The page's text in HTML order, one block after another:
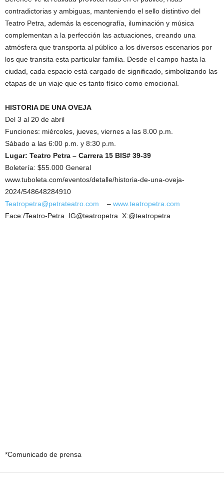
contradictorias y ambiguas, manteniendo el sello distintivo del
Teatro Petra, además la escenografía, iluminación y música
complementan a la perfección las actuaciones, creando una
atmósfera que transporta al público a los diversos escenarios por
los que transita esta particular familia. Desde el campo hasta la
ciudad, cada espacio está cargado de significado, simbolizando las
etapas de un viaje que es tanto físico como emocional.
HISTORIA DE UNA OVEJA
Del 3 al 20 de abril
Funciones: miércoles, jueves, viernes a las 8.00 p.m.
Sábado a las 6:00 p.m. y 8:30 p.m.
Lugar: Teatro Petra – Carrera 15 BIS# 39-39
Boletería: $55.000 General
www.tuboleta.com/eventos/detalle/historia-de-una-oveja-
2024/548648284910
Teatropetra@petrateatro.com – www.teatropetra.com
Face:/Teatro-Petra IG@teatropetra X:@teatropetra
*Comunicado de prensa